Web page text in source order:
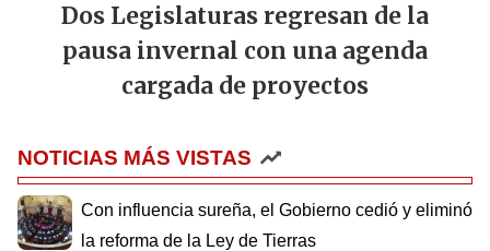
Dos Legislaturas regresan de la
pausa invernal con una agenda
cargada de proyectos
NOTICIAS MÁS VISTAS
Con influencia sureña, el Gobierno cedió y eliminó
la reforma de la Ley de Tierras